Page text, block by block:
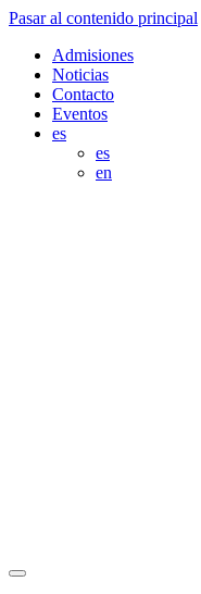
Pasar al contenido principal
Admisiones
Noticias
Contacto
Eventos
es
es
en